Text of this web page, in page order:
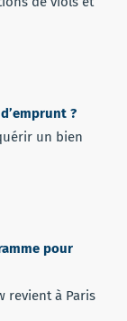
?
un bien
pour
revient à Paris